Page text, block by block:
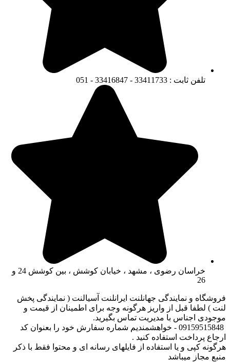
تلفن ثابت : 33411733 - 33416847 - 051
خراسان رضوی ، مشهد ، خیابان کوشش ، بین کوشش 24 و
26
فروشگاه و نمایندگی جهانلنت ایرانلنت آسیالنت ( نمایندگی پخش
لنت ) لطفا قبل از واریز هرگونه وجه برای اطمینان از قیمت و
موجودی اجناس با مدیریت تماس بگیرید.
09159515848 - خواهشمندیم شماره سفارش خود را بعنوان کد
ارجاع پرداخت استفاده کنید .
هرگونه کپی و یا استفاده از فایلهای رسانه ای و محتوا فقط با ذکر
منبع مجاز میباشد